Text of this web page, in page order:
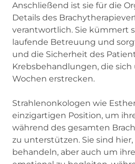
Anschließend ist sie für die
Details des
verantwortlich. Sie kümmert
laufende Betreuung und
und die Sicherheit des
Krebsbehandlungen, die
Wochen erstrecken.
Strahlenonkologen wie
einzigartigen Position, um
während des gesamten
zu unterstützen. Sie sind
behandeln, aber auch um